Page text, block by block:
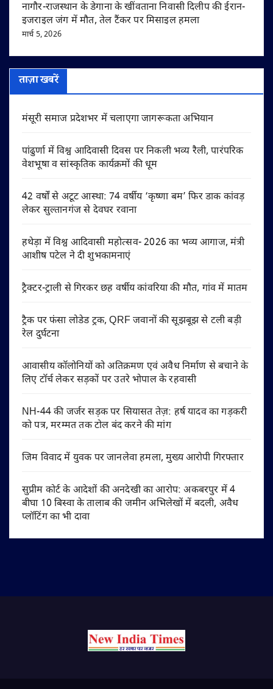
नागौर-राजस्थान के डेगाना के खींवताना निवासी दिलीप की ईरान-
इजराइल जंग में मौत, तेल टैंकर पर मिसाइल हमला
मार्च 5, 2026
ताज़ा खबरें
मंसूरी समाज प्रदेशभर में चलाएगा जागरूकता अभियान
पांढुर्णा में विश्व आदिवासी दिवस पर निकली भव्य रैली, पारंपरिक
वेशभूषा व सांस्कृतिक कार्यक्रमों की धूम
42 वर्षों से अटूट आस्था: 74 वर्षीय ‘कृष्णा बम’ फिर डाक कांवड़
लेकर सुल्तानगंज से देवघर रवाना
हथेड़ा में विश्व आदिवासी महोत्सव- 2026 का भव्य आगाज, मंत्री
आशीष पटेल ने दी शुभकामनाएं
ट्रैक्टर-ट्राली से गिरकर छह वर्षीय कांवरिया की मौत, गांव में मातम
ट्रैक पर फंसा लोडेड ट्रक, QRF जवानों की सूझबूझ से टली बड़ी
रेल दुर्घटना
आवासीय कॉलोनियों को अतिक्रमण एवं अवैध निर्माण से बचाने के
लिए टॉर्च लेकर सड़कों पर उतरे भोपाल के रहवासी
NH-44 की जर्जर सड़क पर सियासत तेज़: हर्ष यादव का गड़करी
को पत्र, मरम्मत तक टोल बंद करने की मांग
जिम विवाद में युवक पर जानलेवा हमला, मुख्य आरोपी गिरफ्तार
सुप्रीम कोर्ट के आदेशों की अनदेखी का आरोप: अकबरपुर में 4
बीघा 10 बिस्वा के तालाब की जमीन अभिलेखों में बदली, अवैध
प्लॉटिंग का भी दावा